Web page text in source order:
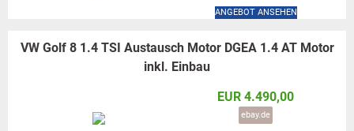
ANGEBOT ANSEHEN
VW Golf 8 1.4 TSI Austausch Motor DGEA 1.4 AT Motor
inkl. Einbau
EUR 4.490,00
ebay.de